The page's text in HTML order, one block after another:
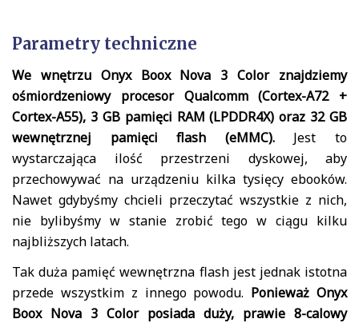
Parametry techniczne
We wnętrzu Onyx Boox Nova 3 Color znajdziemy
ośmiordzeniowy procesor Qualcomm (Cortex-A72 +
Cortex-A55), 3 GB pamięci RAM (LPDDR4X) oraz 32 GB
wewnętrznej pamięci flash (eMMC).Jest to
wystarczająca ilość przestrzeni dyskowej, aby
przechowywać na urządzeniu kilka tysięcy ebooków.
Nawet gdybyśmy chcieli przeczytać wszystkie z nich,
nie bylibyśmy w stanie zrobić tego w ciągu kilku
najbliższych latach.
Tak duża pamięć wewnętrzna flash jest jednak istotna
przede wszystkim z innego powodu. Ponieważ Onyx
Boox Nova 3 Color posiada duży, prawie 8-calowy